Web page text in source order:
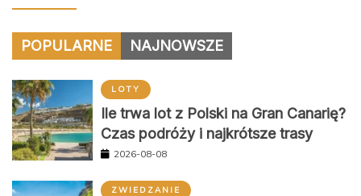
POPULARNE NAJNOWSZE
LOTY
Ile trwa lot z Polski na Gran Canarię?
Czas podróży i najkrótsze trasy
2026-08-08
ZWIEDZANIE